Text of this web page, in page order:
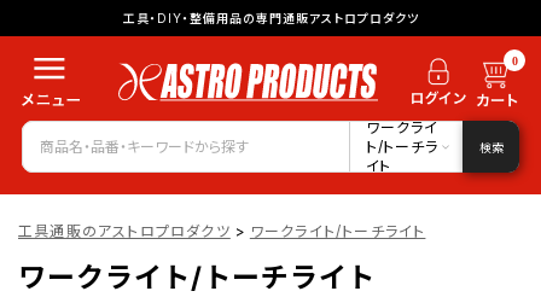
工具・DIY・整備用品の専門通販アストロプロダクツ
0
ワークライ
ト/トーチラ
イト
検索
工具通販のアストロプロダクツ > ワークライト/トーチライト
ワークライト/トーチライト